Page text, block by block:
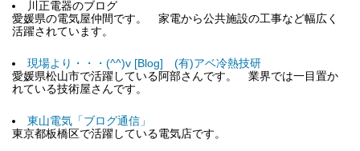
川正電器のブログ
愛媛県の電気屋仲間です。 家電から公共施設の工事など幅広く
活躍されています。
現場より・・・(^^)v [Blog] (有)アベ冷熱技研
愛媛県松山市で活躍している阿部さんです。 業界では一目置か
れている技術屋さんです。
東山電気「ブログ通信」
東京都板橋区で活躍している電気店です。